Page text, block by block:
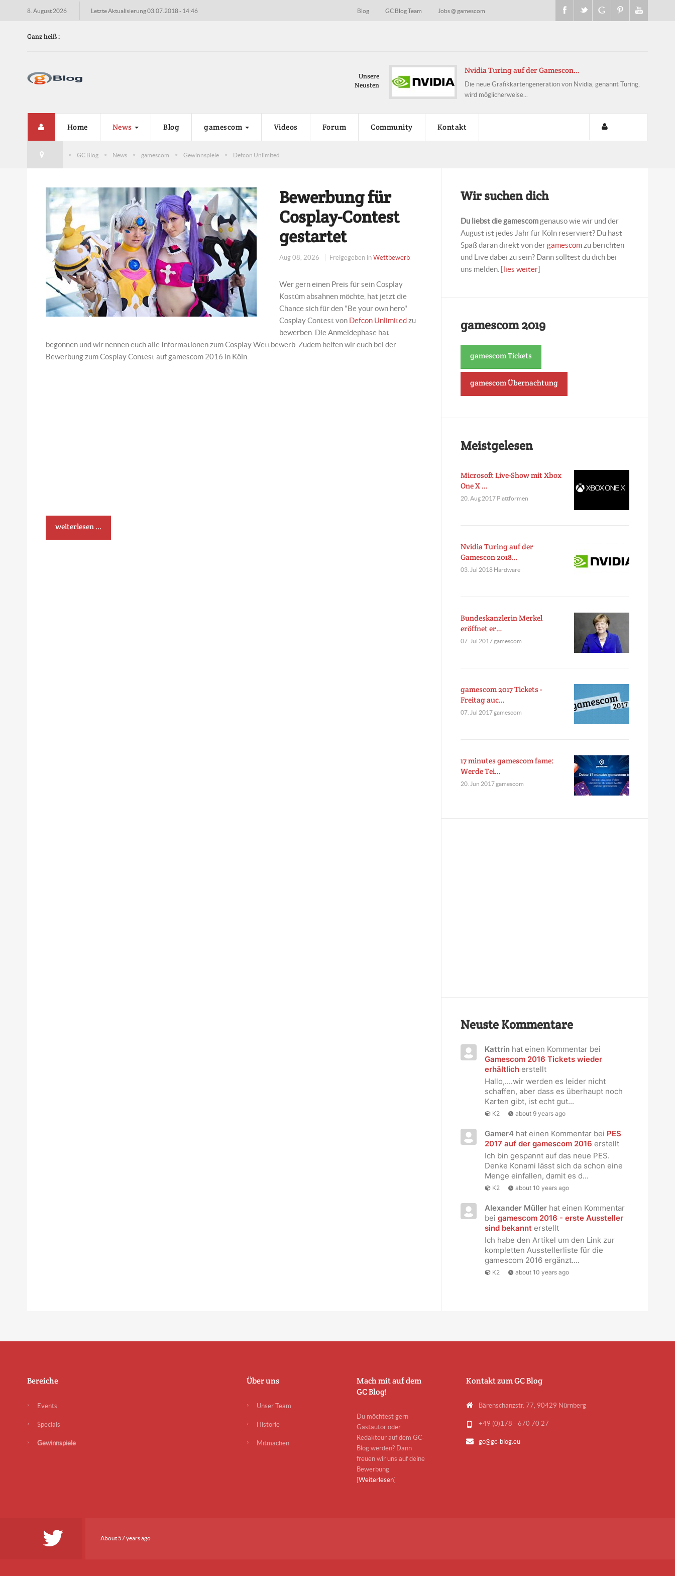
8. August 2026 Letzte Aktualisierung 03.07.2018 - 14:46 Blog GC Blog Team Jobs @ gamescom
Ganz heiß :
Unsere
Neusten
Nvidia Turing auf der Gamescon…
Die neue Grafikkartengeneration von Nvidia, genannt Turing,
wird möglicherweise...
Microsoft wird im
Home News Blog gamescom Videos Forum Community Kontakt
GC Blog News gamescom Gewinnspiele Defcon Unlimited
Bewerbung für
Cosplay-Contest
gestartet
Aug 08, 2026 Freigegeben in Wettbewerb
Wer gern einen Preis für sein Cosplay
Kostüm absahnen möchte, hat jetzt die
Chance sich für den "Be your own hero"
Cosplay Contest von Defcon Unlimitedzu
bewerben. Die Anmeldephase hat
begonnen und wir nennen euch alle Informationen zum Cosplay Wettbewerb. Zudem helfen wir euch bei der
Bewerbung zum Cosplay Contest auf gamescom 2016 in Köln.
weiterlesen ...
Wir suchen dich
Du liebst die gamescomgenauso wie wir und der
August ist jedes Jahr für Köln reserviert? Du hast
Spaß daran direkt von dergamescomzu berichten
und Live dabei zu sein? Dann solltest du dich bei
uns melden. [lies weiter]
gamescom 2019
gamescom Tickets
gamescom Übernachtung
Meistgelesen
Microsoft Live-Show mit Xbox
One X …
20. Aug 2017 Plattformen
Nvidia Turing auf der
Gamescon 2018…
03. Jul 2018 Hardware
Bundeskanzlerin Merkel
eröffnet er…
07. Jul 2017 gamescom
gamescom 2017 Tickets -
Freitag auc…
07. Jul 2017 gamescom
17 minutes gamescom fame:
Werde Tei…
20. Jun 2017 gamescom
Neuste Kommentare
Kattrinhat einen Kommentar bei
Gamescom 2016 Tickets wieder
erhältlicherstellt
Hallo,....wir werden es leider nicht
schaffen, aber dass es überhaupt noch
Karten gibt, ist echt gut...
K2 about 9 years ago
Gamer4hat einen Kommentar bei PES
2017 auf der gamescom 2016 erstellt
Ich bin gespannt auf das neue PES.
Denke Konami lässt sich da schon eine
Menge einfallen, damit es d...
K2 about 10 years ago
Alexander Müllerhat einen Kommentar
bei gamescom 2016 - erste Aussteller
sind bekannt erstellt
Ich habe den Artikel um den Link zur
kompletten Ausstellerliste für die
gamescom 2016 ergänzt....
K2 about 10 years ago
Bereiche
Events
Specials
Gewinnspiele
Über uns
Unser Team
Historie
Mitmachen
Mach mit auf dem
GC Blog!
Du möchtest gern
Gastautor oder
Redakteur auf dem GC-
Blog werden? Dann
freuen wir uns auf deine
Bewerbung
[Weiterlesen]
Kontakt zum GC Blog
Bärenschanzstr. 77, 90429 Nürnberg
+49 (0)178 - 670 70 27
gc@gc-blog.eu
About 57 years ago